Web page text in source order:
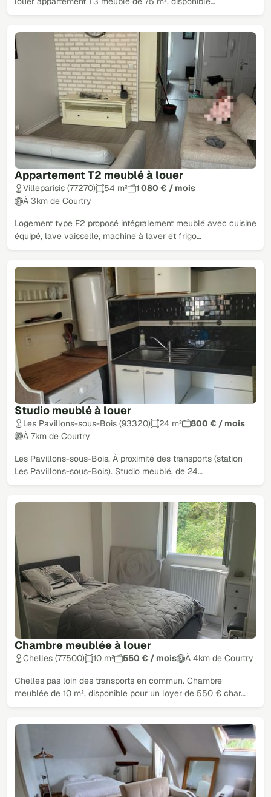
Appartement T2 meublé à louer
Villeparisis (77270) 54 m²
1 080 € / mois
À 3km de Courtry
Logement type F2 proposé intégralement meublé avec cuisine
équipé, lave vaisselle, machine à laver et frigo…
Studio meublé à louer
Les Pavillons-sous-Bois (93320) 24 m²
800 € / mois
À 7km de Courtry
Les Pavillons-sous-Bois. À proximité des transports (station
Les Pavillons-sous-Bois). Studio meublé, de 24…
Chambre meublée à louer
Chelles (77500) 10 m² 550 € / mois À 4km de Courtry
Chelles pas loin des transports en commun. Chambre
meublée de 10 m², disponible pour un loyer de 550 € char…